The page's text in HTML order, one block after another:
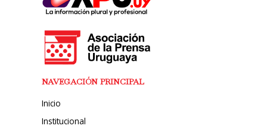
NAVEGACIÓN PRINCIPAL
Inicio
Institucional